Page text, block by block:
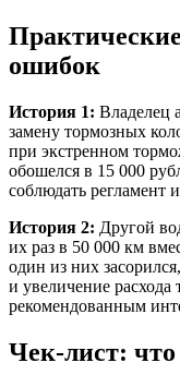
ошибок
История 1: Владелец
замену тормозных
при экстренном
обошелся в 15 000
соблюдать регламент
История 2: Другой
их раз в 50 000 км
один из них
и увеличение
рекомендованным
Чек-лист: что